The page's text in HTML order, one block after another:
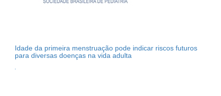
Idade da primeira menstruação pode indicar riscos futuros
para diversas doenças na vida adulta
.